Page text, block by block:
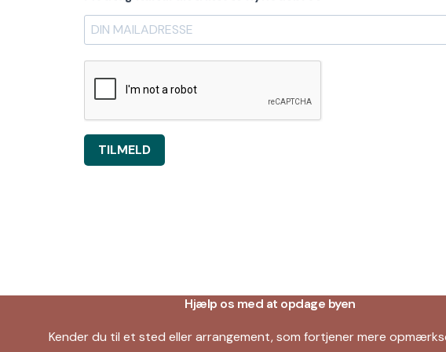
TILMELD
Hjælp os med at opdage byen
Kender du til et sted eller arrangement, som fortjener mere